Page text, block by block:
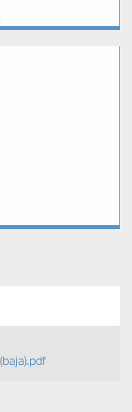
CON MASA
madre